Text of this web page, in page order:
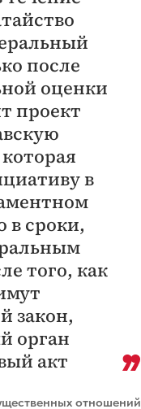
после
оценки
проект
в
в сроки,
того, как
закон,
орган
акт
отношений